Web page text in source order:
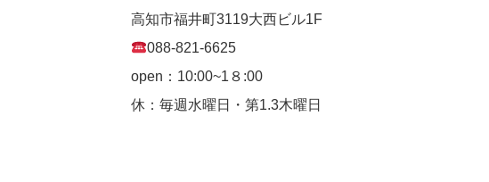
高知市福井町3119大西ビル1F
088-821-6625
open：10:00~1８:00
休：毎週水曜日・第1.3木曜日